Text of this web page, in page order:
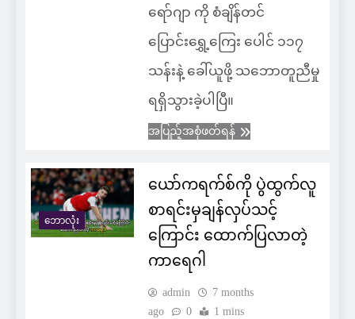
ရော်ဂျာ ကို စံချိန်တင်
ပြောင်းရွှေ့ကြေး ပေါင် ၁၁၇
သန်းနဲ့ ခေါ်ယူဖို့ သဘောတူညီမှု
ရရှိသွားခဲ့ပါပြီ။
အပြည့်အစုံဖတ်ရန်
ဘောလုံး
ယော်ကရက်စ်ကို ပွဲထွက်လူ
စာရင်းမှချန်လှပ်သင့်
ကြောင်း ထောက်ပြလာတဲ့
ကာရေဂါ
admin
7 months
ago
0 1 mins